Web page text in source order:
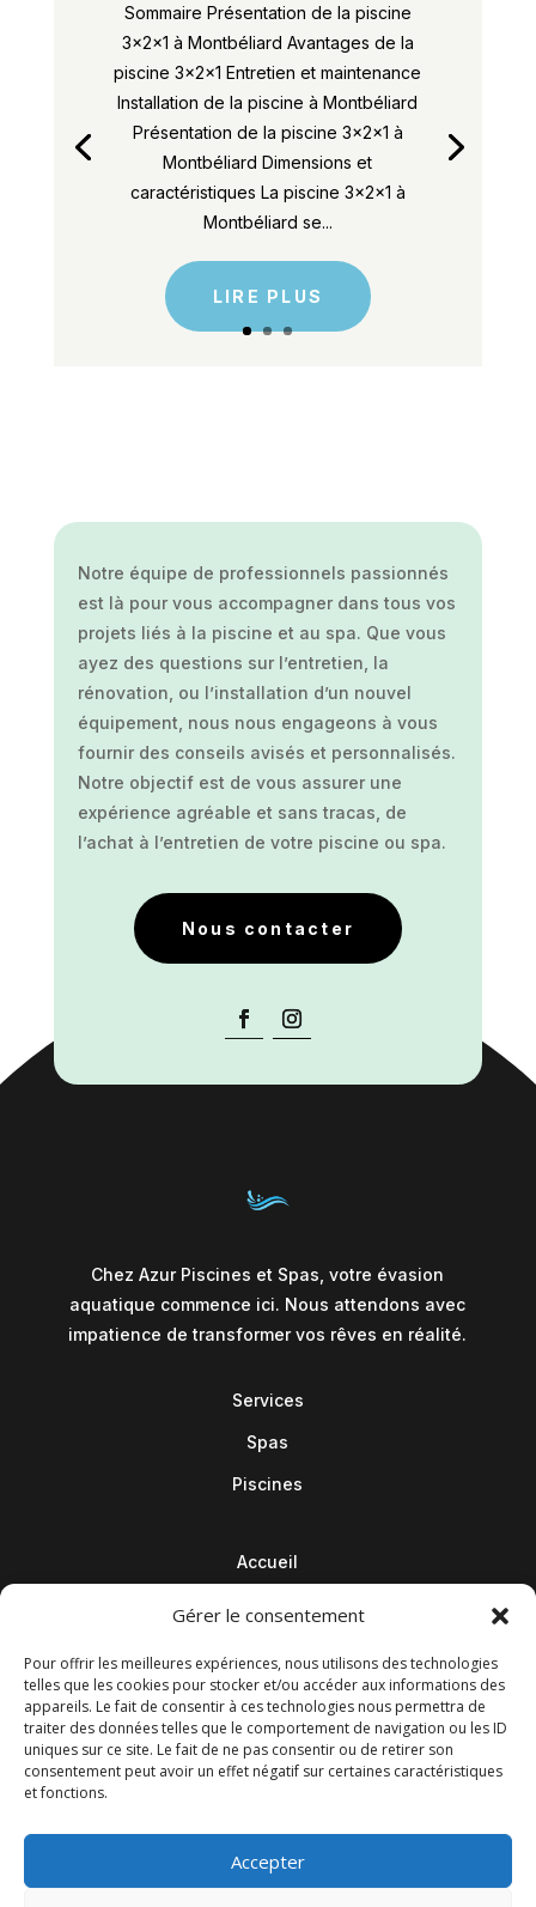
Gérer le consentement
Pour offrir les meilleures expériences, nous utilisons des technologies
telles que les cookies pour stocker et/ou accéder aux informations des
appareils. Le fait de consentir à ces technologies nous permettra de
traiter des données telles que le comportement de navigation ou les ID
uniques sur ce site. Le fait de ne pas consentir ou de retirer son
consentement peut avoir un effet négatif sur certaines caractéristiques
et fonctions.
Accepter
Sommaire Présentation de la piscine
3x2x1 à Montbéliard Avantages de la
piscine 3x2x1 Entretien et maintenance
Installation de la piscine à Montbéliard
Présentation de la piscine 3x2x1 à
Montbéliard Dimensions et
caractéristiques La piscine 3x2x1 à
Montbéliard se...
LIRE PLUS
Notre équipe de professionnels passionnés
est là pour vous accompagner dans tous vos
projets liés à la piscine et au spa. Que vous
ayez des questions sur l’entretien, la
rénovation, ou l’installation d’un nouvel
équipement, nous nous engageons à vous
fournir des conseils avisés et personnalisés.
Notre objectif est de vous assurer une
expérience agréable et sans tracas, de
l’achat à l’entretien de votre piscine ou spa.
Nous contacter
Chez Azur Piscines et Spas, votre évasion
aquatique commence ici. Nous attendons avec
impatience de transformer vos rêves en réalité.
Services
Spas
Piscines
Accueil